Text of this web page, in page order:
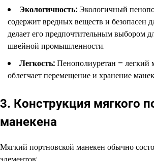
Экологичность:Экологичный
содержит вредных веществ и безопасен
делает его предпочтительным выбором
швейной промышленности.
Легкость:Пенополиуретан – легкий
облегчает перемещение и хранение
3. Конструкция мягкого
манекена
Мягкий портновской манекен обычно